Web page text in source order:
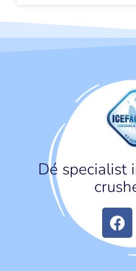
Dé specialist